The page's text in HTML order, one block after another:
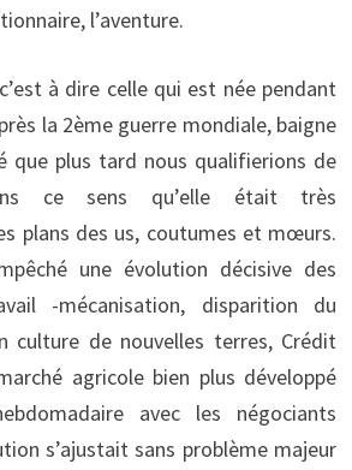
l’aventure.
à dire celle qui est née pendant
la 2ème guerre mondiale, baigne
que plus tard nous qualifierions de
ce sens qu’elle était très
plans des us, coutumes et mœurs.
une évolution décisive des
-mécanisation, disparition du
culture de nouvelles terres, Crédit
agricole bien plus développé
avec les négociants
s’ajustait sans problème majeur